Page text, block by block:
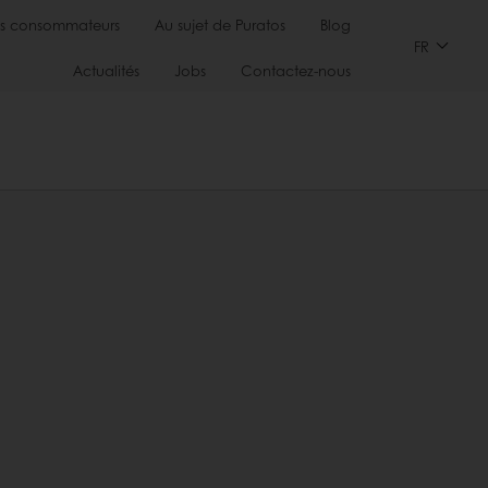
consommateurs Au sujet de Puratos Blog
Actualités Jobs Contactez-nous
FR